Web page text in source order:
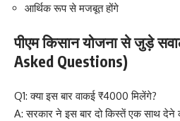
आर्थिक रूप से मजबूत होंगे
पीएम किसान योजना से जुड़े
Asked Questions)
Q1: क्या इस बार वाकई ₹4000 मिलेंगे?
A: सरकार ने इस बार दो किस्तें एक साथ